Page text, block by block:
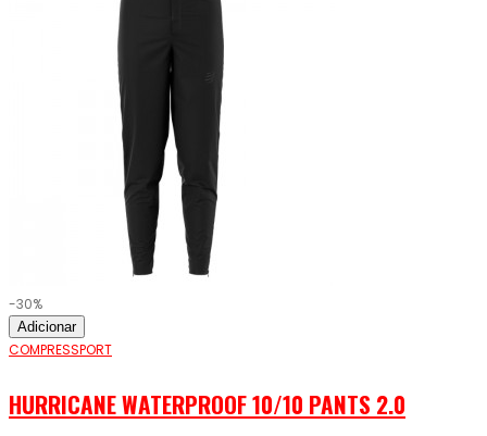
-30%
Adicionar
COMPRESSPORT
HURRICANE WATERPROOF 10/10 PANTS 2.0